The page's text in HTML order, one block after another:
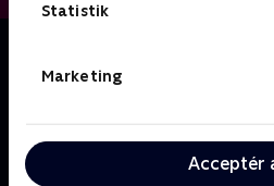
Statistik
Marketing
Acceptér
Hvad ville du sige til, hvis
kæreste ud fra et udvalg af
vil kemien stadig være der, når